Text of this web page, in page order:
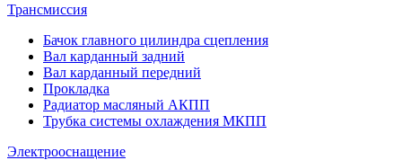
Трансмиссия
Бачок главного цилиндра сцепления
Вал карданный задний
Вал карданный передний
Прокладка
Радиатор масляный АКПП
Трубка системы охлаждения МКПП
Электрооснащение